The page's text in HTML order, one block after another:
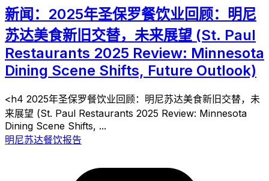
新闻：2025年圣保罗餐饮业回顾：明尼
苏达美食新旧交替，未来展望 (St. Paul
Restaurants 2025 Review: Minnesota
Dining Scene Shifts, Future Outlook)
<h4 2025年圣保罗餐饮业回顾：明尼苏达美食新旧交替，未
来展望 (St. Paul Restaurants 2025 Review: Minnesota
Dining Scene Shifts, ...
明尼苏达餐饮报告